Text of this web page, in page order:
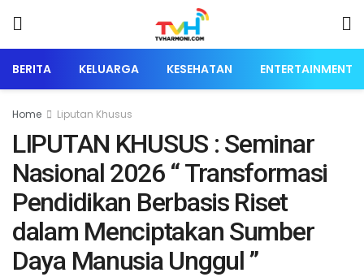
BERITA KELUARGA KESEHATAN ENTERTAINMENT
Home Liputan Khusus
LIPUTAN KHUSUS : Seminar
Nasional 2026 “ Transformasi
Pendidikan Berbasis Riset
dalam Menciptakan Sumber
Daya Manusia Unggul ”